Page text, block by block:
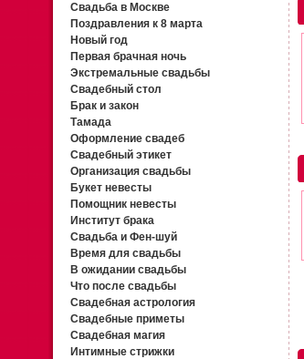
Свадьба в Москве
Поздравления к 8 марта
Новый год
Первая брачная ночь
Экстремальные свадьбы
Свадебный стол
Брак и закон
Тамада
Оформление свадеб
Свадебный этикет
Организация свадьбы
Букет невесты
Помощник невесты
Институт брака
Свадьба и Фен-шуй
Время для свадьбы
В ожидании свадьбы
Что после свадьбы
Свадебная астрология
Свадебные приметы
Свадебная магия
Интимные стрижки